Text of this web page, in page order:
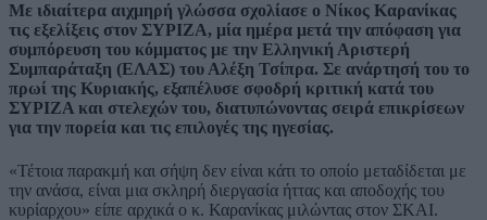
Με ιδιαίτερα αιχμηρή γλώσσα σχολίασε ο Νίκος Καρανίκας
τις εξελίξεις στον ΣΥΡΙΖΑ, μία ημέρα μετά την απόφαση για
συμπόρευση του κόμματος με την Ελληνική Αριστερή
Συμπαράταξη (ΕΛΑΣ) του Αλέξη Τσίπρα. Σε ανάρτησή του το
πρωί της Κυριακής, εξαπέλυσε σφοδρή κριτική κατά του
ΣΥΡΙΖΑ και στελεχών του, διατυπώνοντας σειρά επικρίσεων
για την πορεία και τις επιλογές της ηγεσίας.
«Τέτοια παρακμή και σήψη δεν είναι κάτι το οποίο μεταδίδεται με
την ανάσα, είναι μια σκληρή διεργασία ήττας και αποδοχής του
κυρίαρχου» είπε αρχικά ο κ. Καρανίκας μιλώντας στον ΣΚΑΙ.